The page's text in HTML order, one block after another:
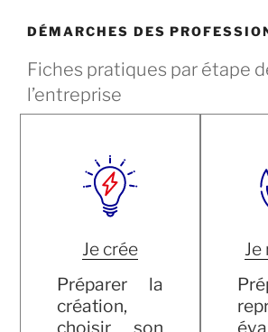
DÉMARCHES DES
Fiches pratiques par étape
l’entreprise
Je crée
Préparer la
création,
Je